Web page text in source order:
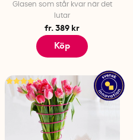
Glasen som står kvar när det
lutar
fr. 389 kr
Köp